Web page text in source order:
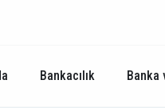
Bankacılık Banka